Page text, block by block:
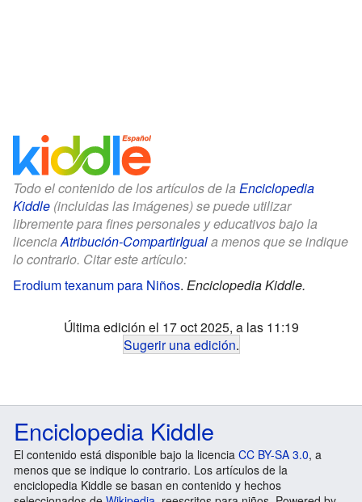
Todo el contenido de los artículos de la Enciclopedia
Kiddle (incluidas las imágenes) se puede utilizar
libremente para fines personales y educativos bajo la
licenciaAtribución-CompartirIguala menos que se indique
lo contrario. Citar este artículo:
Erodium texanum para Niños. Enciclopedia Kiddle.
Última edición el 17 oct 2025, a las 11:19
Sugerir una edición.
Enciclopedia Kiddle
El contenido está disponible bajo la licencia CC BY-SA 3.0, a
menos que se indique lo contrario. Los artículos de la
enciclopedia Kiddle se basan en contenido y hechos